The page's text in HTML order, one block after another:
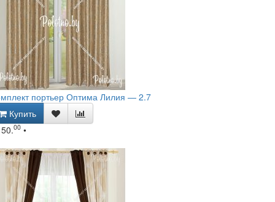
портьер Оптима Лилия — 2.7
Купить
00 •